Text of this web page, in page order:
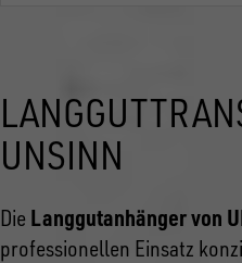
UNSINN
Die Langgutanhänger von
professionellen Einsatz